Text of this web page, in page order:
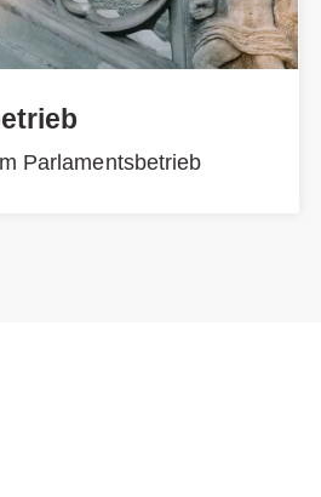
Parlamentsbetrieb